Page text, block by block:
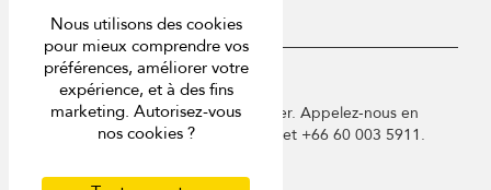
USD $ fr Français
Copyright © 2026 Phuket Villa Finder. Appelez-nous en
France au 01 78 90 04 96 ou à Phuket +66 60 003 5911.
Nous utilisons des cookies
pour mieux comprendre vos
préférences, améliorer votre
expérience, et à des fins
marketing. Autorisez-vous
nos cookies ?